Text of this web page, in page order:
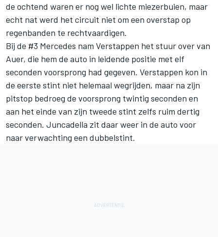
de ochtend waren er nog wel lichte miezerbuien, maar
echt nat werd het circuit niet om een overstap op
regenbanden te rechtvaardigen.
Bij de #3 Mercedes nam Verstappen het stuur over van
Auer, die hem de auto in leidende positie met elf
seconden voorsprong had gegeven. Verstappen kon in
de eerste stint niet helemaal wegrijden, maar na zijn
pitstop bedroeg de voorsprong twintig seconden en
aan het einde van zijn tweede stint zelfs ruim dertig
seconden. Juncadella zit daar weer in de auto voor
naar verwachting een dubbelstint.